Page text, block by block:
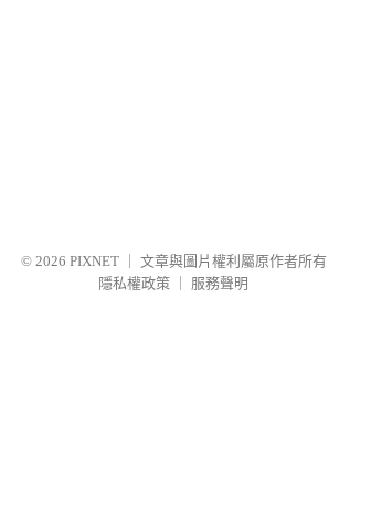
© 2026 PIXNET
文章與圖片權利屬原作者所有
隱私權政策
服務聲明